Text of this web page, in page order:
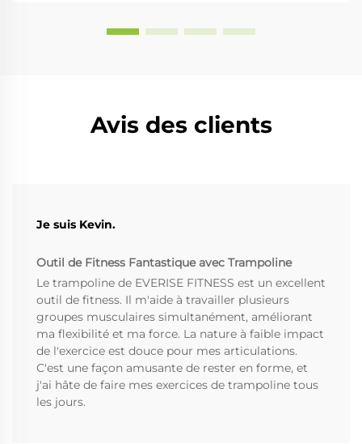
Avis des clients
Je suis Kevin.
Outil de Fitness Fantastique avec Trampoline
Le trampoline de EVERISE FITNESS est un excellent
outil de fitness. Il m'aide à travailler plusieurs
groupes musculaires simultanément, améliorant
ma flexibilité et ma force. La nature à faible impact
de l'exercice est douce pour mes articulations.
C'est une façon amusante de rester en forme, et
j'ai hâte de faire mes exercices de trampoline tous
les jours.